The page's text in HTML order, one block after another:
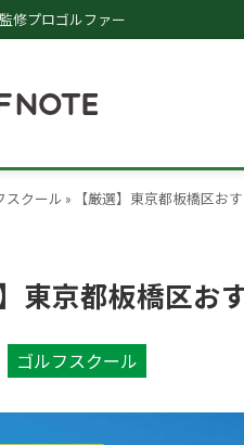
修プロゴルファー
スクール » 【厳選】東京都板橋区お
】東京都板橋区お
ゴルフスクール